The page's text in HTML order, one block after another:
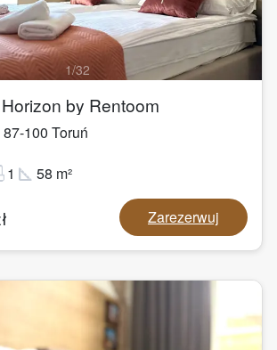
1/32
by Rentoom
87-100 Toruń
1 square_foot 58 m²
Zarezerwuj